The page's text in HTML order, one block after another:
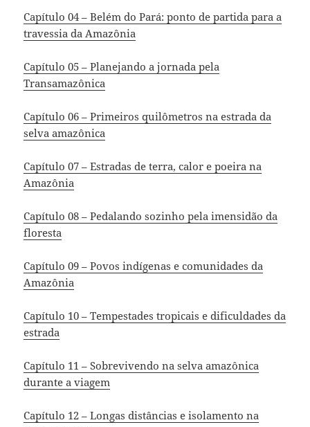
Capítulo 04 – Belém do Pará: ponto de partida para a
travessia da Amazônia
Capítulo 05 – Planejando a jornada pela
Transamazônica
Capítulo 06 – Primeiros quilômetros na estrada da
selva amazônica
Capítulo 07 – Estradas de terra, calor e poeira na
Amazônia
Capítulo 08 – Pedalando sozinho pela imensidão da
floresta
Capítulo 09 – Povos indígenas e comunidades da
Amazônia
Capítulo 10 – Tempestades tropicais e dificuldades da
estrada
Capítulo 11 – Sobrevivendo na selva amazônica
durante a viagem
Capítulo 12 – Longas distâncias e isolamento na